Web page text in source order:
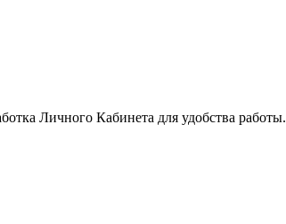
Личного Кабинета для удобства работы.